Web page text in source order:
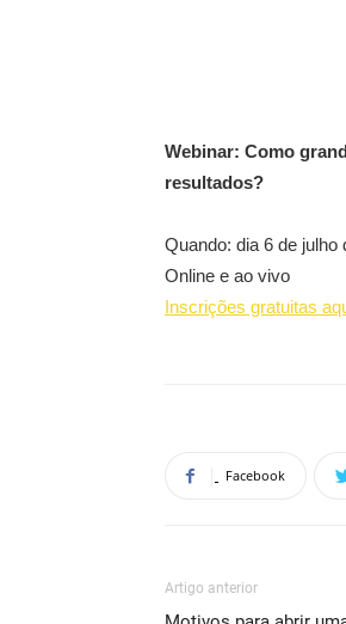
Webinar: Como
resultados?
Quando: dia 6 de julho
Online e ao vivo
Inscrições gratuitas
Facebook
Artigo anterior